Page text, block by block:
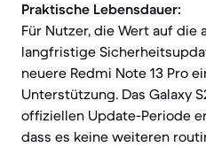
Praktische Lebensdauer:
Für Nutzer, die Wert auf die
langfristige
neuere Redmi Note 13 Pro
Unterstützung. Das Galaxy
offiziellen Update-Periode
dass es keine weiteren